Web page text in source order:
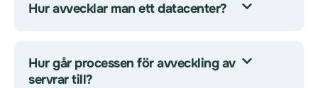
Hur avvecklar man ett datacenter?
Hur går processen för avveckling av
servrar till?